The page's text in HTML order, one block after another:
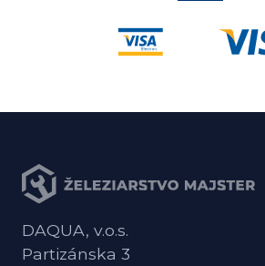
DAQUA, v.o.s.
Partizánska 3